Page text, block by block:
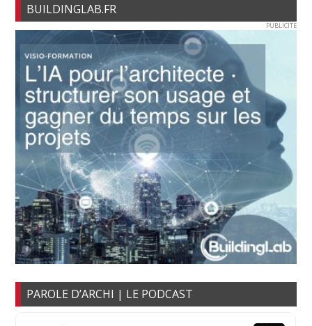
BUILDINGLAB.FR
PUBLICITE
PAROLE D’ARCHI | LE PODCAST